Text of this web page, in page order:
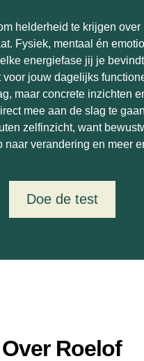
helderheid te krijgen over
Fysiek, mentaal én
energiefase jij je
voor jouw dagelijks
maar concrete inzichten
mee aan de slag te
zelfinzicht, want
naar verandering en meer
Doe de test
Over Roelof